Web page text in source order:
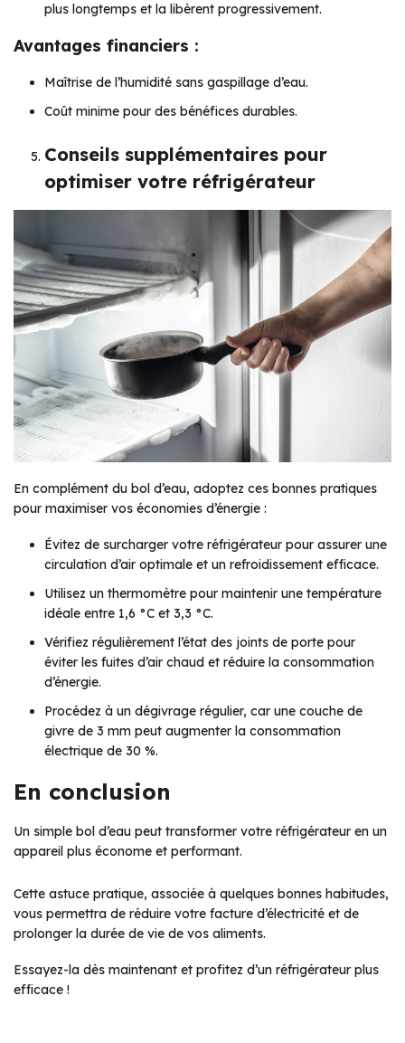
plus longtemps et la libèrent progressivement.
Avantages financiers :
Maîtrise de l’humidité sans gaspillage d’eau.
Coût minime pour des bénéfices durables.
Conseils supplémentaires pour
optimiser votre réfrigérateur
En complément du bol d’eau, adoptez ces bonnes pratiques
pour maximiser vos économies d’énergie :
Évitez de surcharger votre réfrigérateur pour assurer une
circulation d’air optimale et un refroidissement efficace.
Utilisez un thermomètre pour maintenir une température
idéale entre 1,6 °C et 3,3 °C.
Vérifiez régulièrement l’état des joints de porte pour
éviter les fuites d’air chaud et réduire la consommation
d’énergie.
Procédez à un dégivrage régulier, car une couche de
givre de 3 mm peut augmenter la consommation
électrique de 30 %.
En conclusion
Un simple bol d’eau peut transformer votre réfrigérateur en un
appareil plus économe et performant.
Cette astuce pratique, associée à quelques bonnes habitudes,
vous permettra de réduire votre facture d’électricité et de
prolonger la durée de vie de vos aliments.
Essayez-la dès maintenant et profitez d’un réfrigérateur plus
efficace !